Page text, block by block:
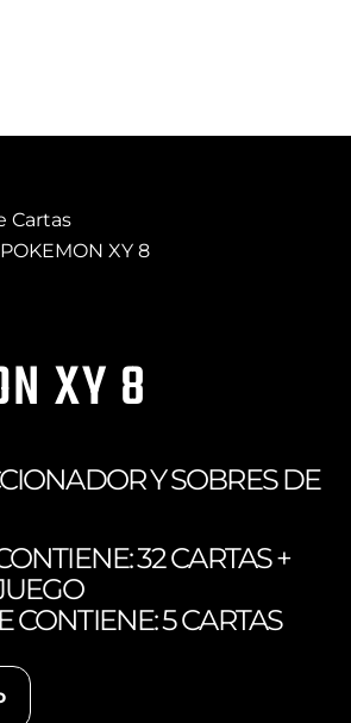
Cartas
XY 8
XY 8
Y SOBRES DE
32 CARTAS +
CONTIENE: 5 CARTAS